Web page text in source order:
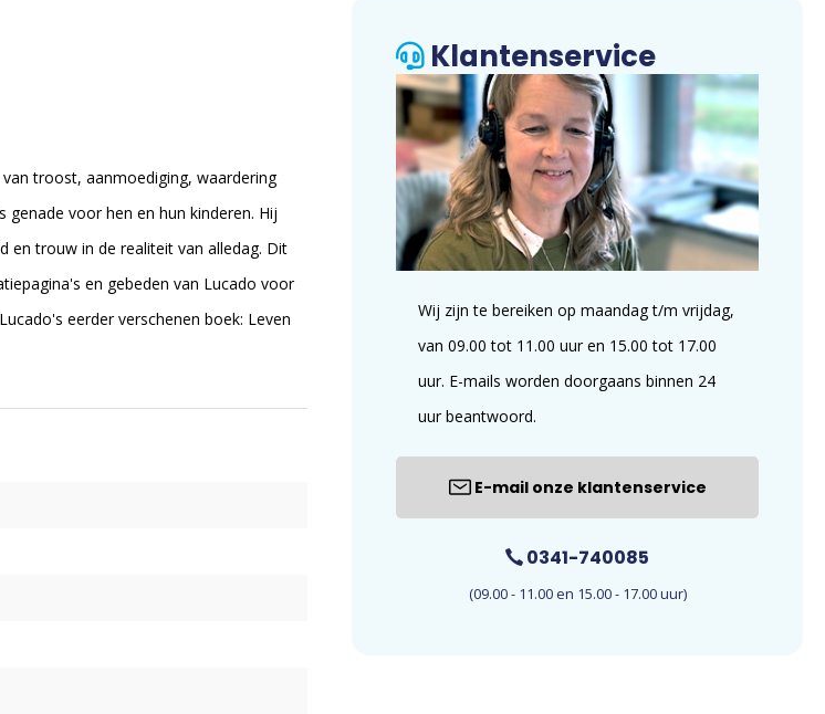
troost, aanmoediging, waardering
voor hen en hun kinderen. Hij
en trouw in de realiteit van alledag. Dit
en gebeden van Lucado voor
eerder verschenen boek: Leven
Klantenservice
Wij zijn te bereiken op maandag t/m vrijdag,
van 09.00 tot 11.00 uur en 15.00 tot 17.00
uur. E-mails worden doorgaans binnen 24
uur beantwoord.
E-mail onze klantenservice
0341-740085
(09.00 - 11.00 en 15.00 - 17.00 uur)